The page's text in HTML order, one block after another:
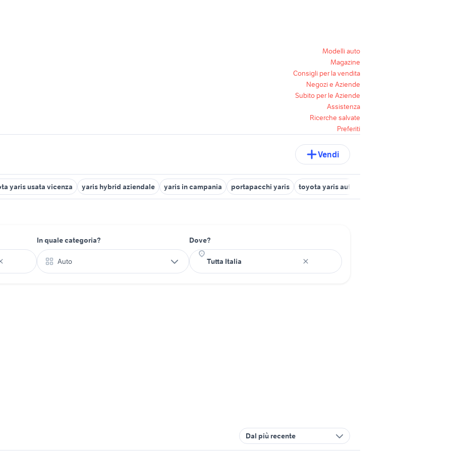
Modelli auto
Magazine
Consigli per la vendita
Negozi e Aziende
Subito per le Aziende
Assistenza
Ricerche salvate
Preferiti
Vendi
yaris usata vicenza yaris hybrid aziendale yaris in campania portapacchi yaris toyota yaris auto Veneto
In quale categoria?
Auto
Dove?
Dal più recente